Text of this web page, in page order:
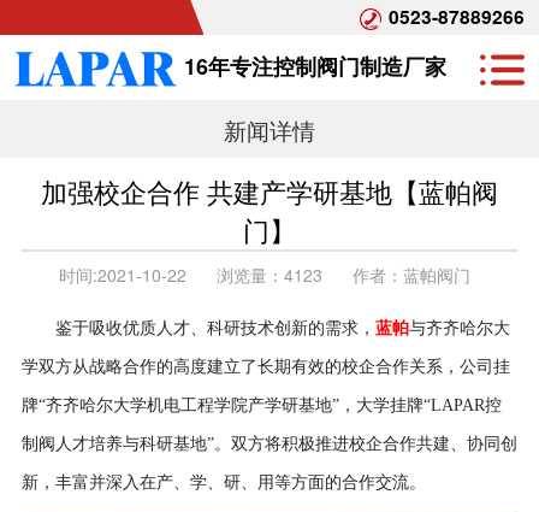
0523-87889266
16年专注控制阀门制造厂家
新闻详情
加强校企合作 共建产学研基地【蓝帕阀
门】
时间:2021-10-22 浏览量： 4123 作者： 蓝帕阀门
鉴于吸收优质人才、科研技术创新的需求， 蓝帕与齐齐哈尔大
学双方从战略合作的高度建立了长期有效的校企合作关系，公司挂
牌“齐齐哈尔大学机电工程学院产学研基地”，大学挂牌“LAPAR控
制阀人才培养与科研基地”。双方将积极推进校企合作共建、协同创
新，丰富并深入在产、学、研、用等方面的合作交流。